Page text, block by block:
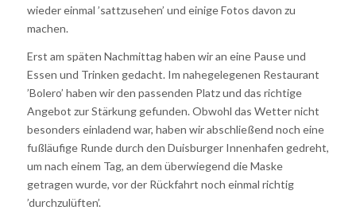
wieder einmal ’sattzusehen’ und einige Fotos davon zu
machen.
Erst am späten Nachmittag haben wir an eine Pause und
Essen und Trinken gedacht. Im nahegelegenen Restaurant
’Bolero’ haben wir den passenden Platz und das richtige
Angebot zur Stärkung gefunden. Obwohl das Wetter nicht
besonders einladend war, haben wir abschließend noch eine
fußläufige Runde durch den Duisburger Innenhafen gedreht,
um nach einem Tag, an dem überwiegend die Maske
getragen wurde, vor der Rückfahrt noch einmal richtig
’durchzulüften’.